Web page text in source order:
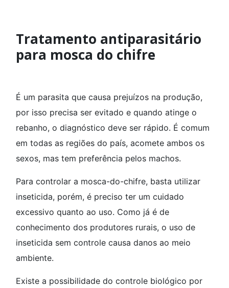
Tratamento antiparasitário
para mosca do chifre
É um parasita que causa prejuízos na produção,
por isso precisa ser evitado e quando atinge o
rebanho, o diagnóstico deve ser rápido. É comum
em todas as regiões do país, acomete ambos os
sexos, mas tem preferência pelos machos.
Para controlar a mosca-do-chifre, basta utilizar
inseticida, porém, é preciso ter um cuidado
excessivo quanto ao uso. Como já é de
conhecimento dos produtores rurais, o uso de
inseticida sem controle causa danos ao meio
ambiente.
Existe a possibilidade do controle biológico por